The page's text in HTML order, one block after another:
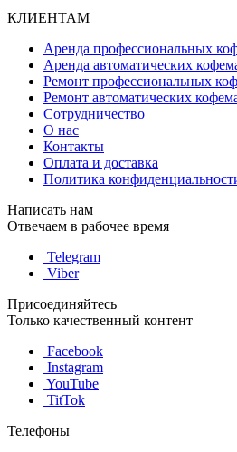
КЛИЕНТАМ
Аренда профессиональных
Аренда автоматических
Ремонт профессиональных
Ремонт автоматических
Сотрудничество
О нас
Контакты
Оплата и доставка
Политика
Написать нам
Отвечаем в рабочее время
Telegram
Viber
Присоединяйтесь
Только качественный контент
Facebook
Instagram
YouTube
TitTok
Телефоны